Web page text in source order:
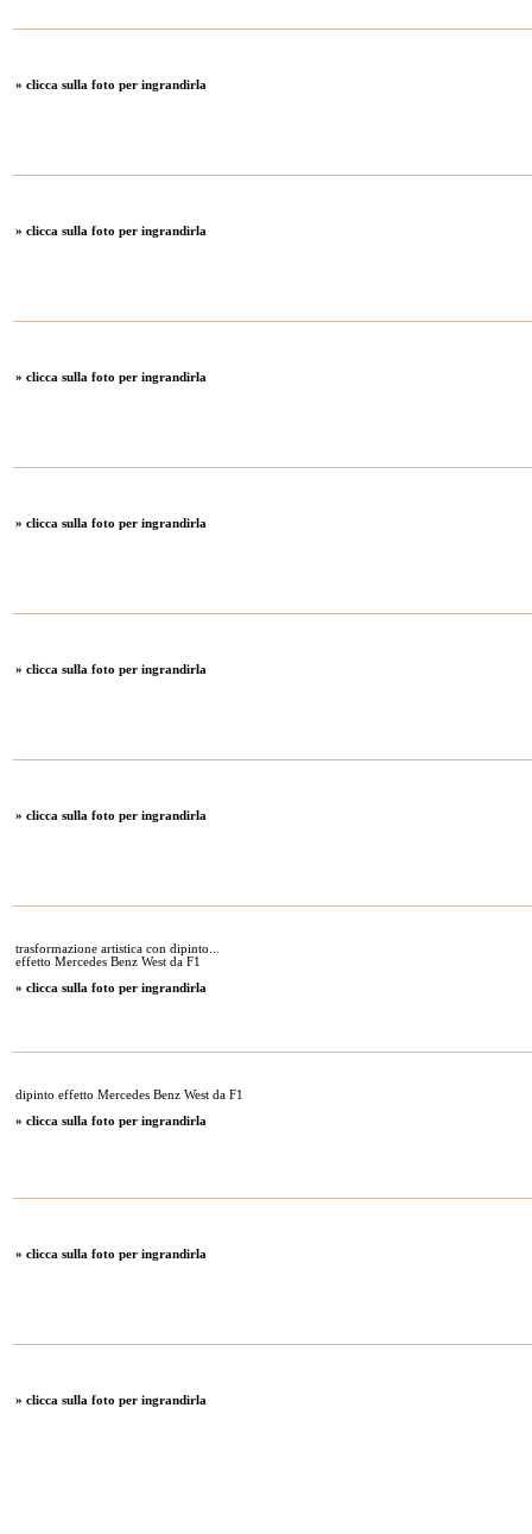
» clicca sulla foto per ingrandirla
» clicca sulla foto per ingrandirla
» clicca sulla foto per ingrandirla
» clicca sulla foto per ingrandirla
» clicca sulla foto per ingrandirla
» clicca sulla foto per ingrandirla
trasformazione artistica con dipinto...
effetto Mercedes Benz West da F1
» clicca sulla foto per ingrandirla
dipinto effetto Mercedes Benz West da F1
» clicca sulla foto per ingrandirla
» clicca sulla foto per ingrandirla
» clicca sulla foto per ingrandirla